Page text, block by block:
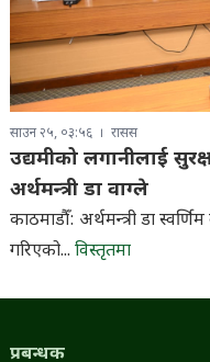
साउन २५, ०३:५६ रासस
उद्यमीको लगानीलाई
अर्थमन्त्री डा वाग्ले
काठमाडौँ: अर्थमन्त्री डा
गरिएको... विस्तृतमा
प्रबन्धक